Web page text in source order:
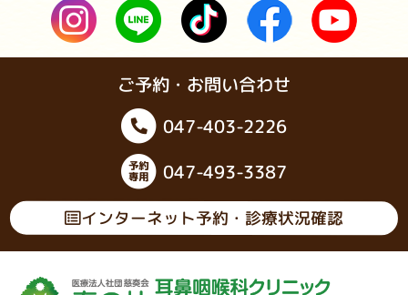
ご予約・お問い合わせ
047-403-2226
047-493-3387
インターネット予約・診療状況確認